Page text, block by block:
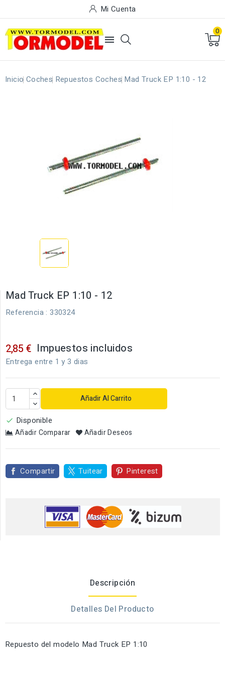
Mi Cuenta

0
Inicio Coches Repuestos Coches Mad Truck EP 1:10 - 12
Mad Truck EP 1:10 - 12
Referencia : 330324
2,85 € Impuestos incluidos
Entrega entre 1 y 3 dias
Añadir Al Carrito
 Disponible
Añadir Comparar Añadir Deseos
Compartir Tuitear Pinterest
Descripción
Detalles Del Producto
Repuesto del modelo Mad Truck EP 1:10